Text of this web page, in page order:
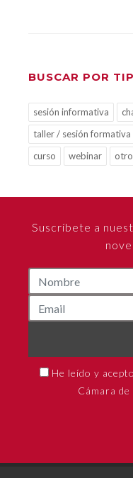
BUSCAR POR
sesión informativa
taller / sesión formativa
curso
webinar
Suscríbete a
He leído y
Cámara